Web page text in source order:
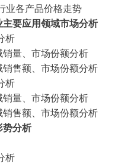
业各产品价格走势
主要应用领域市场分析
析
销量、市场份额分析
销售额、市场份额分析
析
销量、市场份额分析
销售额、市场份额分析
势分析
析